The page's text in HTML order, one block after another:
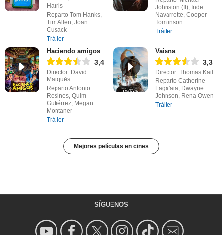
Harris
Reparto Tom Hanks,
Tim Allen, Joan
Cusack
Tráiler
Johnston (II), Inde
Navarrette, Cooper
Tomlinson
Tráiler
Haciendo amigos
3,4
Director: David
Marqués
Reparto Antonio
Resines, Quim
Gutiérrez, Megan
Montaner
Tráiler
Vaiana
3,3
Director: Thomas Kail
Reparto Catherine
Laga'aia, Dwayne
Johnson, Rena Owen
Tráiler
Mejores películas en cines
SÍGUENOS